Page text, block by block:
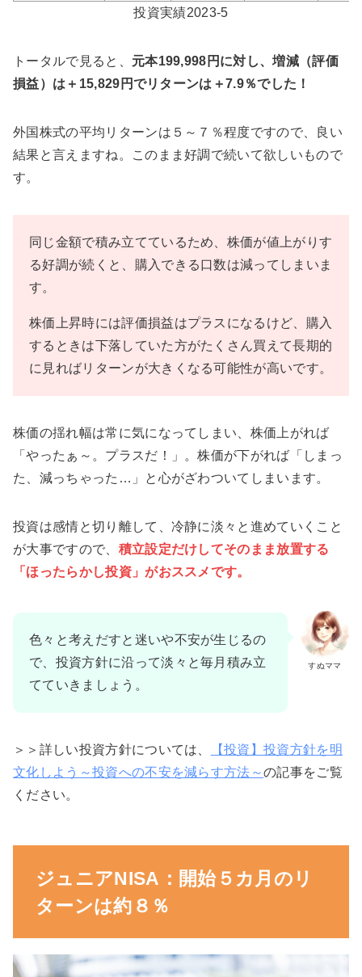
投資実績2023-5
トータルで見ると、 元本199,998円に対し、増減（評価
損益）は＋15,829円でリターンは＋7.9％でした！
外国株式の平均リターンは５～７％程度ですので、良い
結果と言えますね。このまま好調で続いて欲しいもので
す。
同じ金額で積み立てているため、株価が値上がりす
る好調が続くと、購入できる口数は減ってしまいま
す。
株価上昇時には評価損益はプラスになるけど、購入
するときは下落していた方がたくさん買えて長期的
に見ればリターンが大きくなる可能性が高いです。
株価の揺れ幅は常に気になってしまい、株価上がれば
「やったぁ～。プラスだ！」。株価が下がれば「しまっ
た、減っちゃった…」と心がざわついてしまいます。
投資は感情と切り離して、冷静に淡々と進めていくこと
が大事ですので、 積立設定だけしてそのまま放置する
「ほったらかし投資」がおススメです。
すぬママ
色々と考えだすと迷いや不安が生じるの
で、投資方針に沿って淡々と毎月積み立
てていきましょう。
＞＞詳しい投資方針については、
【投資】投資方針を明
文化しよう～投資への不安を減らす方法～の記事をご覧
ください。
ジュニアNISA：開始５カ月のリ
ターンは約８％